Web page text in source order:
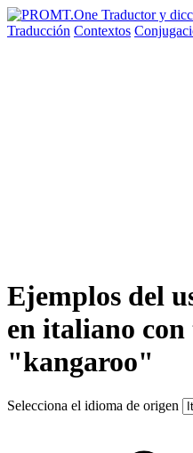
Traducción Contextos
Ejemplos del
en italiano
"kangaroo"
Selecciona el idioma de origen